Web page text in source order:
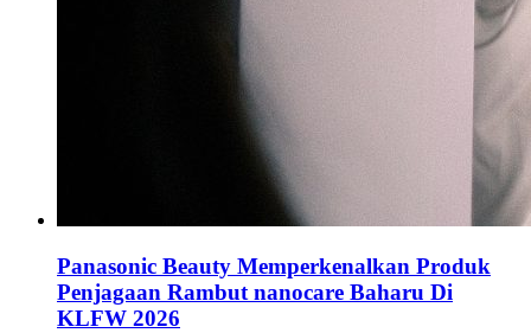
Panasonic Beauty Memperkenalkan Produk
Penjagaan Rambut nanocare Baharu Di
KLFW 2026